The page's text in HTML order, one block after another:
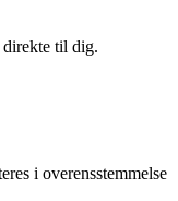
direkte til dig.
i overensstemmelse